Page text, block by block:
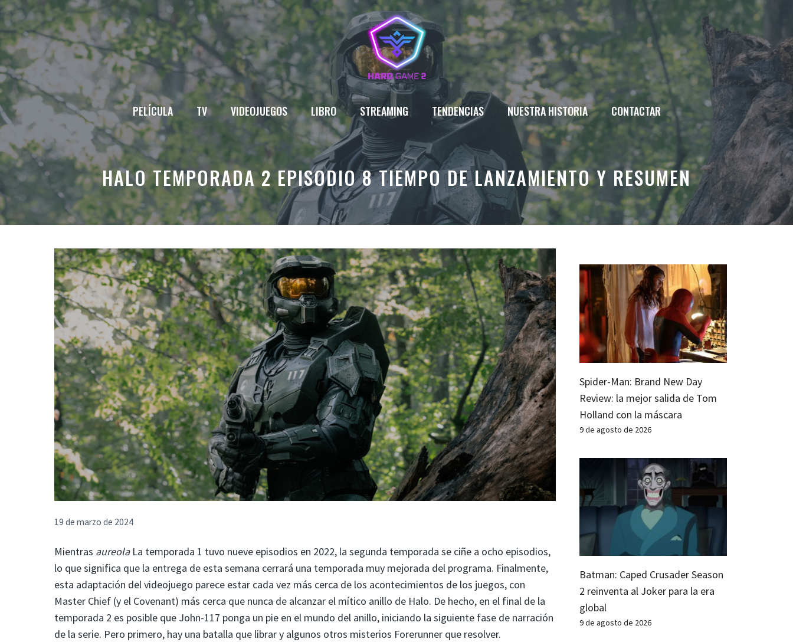
Saltar
al
contenido
PELÍCULA TV VIDEOJUEGOS LIBRO STREAMING TENDENCIAS NUESTRA HISTORIA CONTACTAR
HALO TEMPORADA 2 EPISODIO 8 TIEMPO DE LANZAMIENTO Y RESUMEN
19 de marzo de 2024
Mientras aureolaLa temporada 1 tuvo nueve episodios en 2022, la segunda temporada se ciñe a ocho episodios,
lo que significa que la entrega de esta semana cerrará una temporada muy mejorada del programa. Finalmente,
esta adaptación del videojuego parece estar cada vez más cerca de los acontecimientos de los juegos, con
Master Chief (y el Covenant) más cerca que nunca de alcanzar el mítico anillo de Halo. De hecho, en el final de la
temporada 2 es posible que John-117 ponga un pie en el mundo del anillo, iniciando la siguiente fase de narración
de la serie. Pero primero, hay una batalla que librar y algunos otros misterios Forerunner que resolver.
Spider-Man: Brand New Day
Review: la mejor salida de Tom
Holland con la máscara
9 de agosto de 2026
Batman: Caped Crusader Season
2 reinventa al Joker para la era
global
9 de agosto de 2026